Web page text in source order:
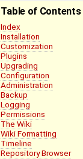
Table of Contents
Index
Installation
Customization
Plugins
Upgrading
Configuration
Administration
Backup
Logging
Permissions
The Wiki
Wiki Formatting
Timeline
Repository Browser